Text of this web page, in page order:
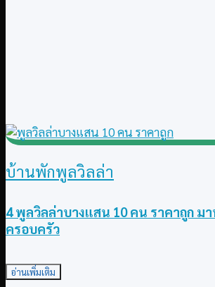
บ้านพักพูลวิลล่า
4 พูลวิลล่าบางแสน 10 คน ราคาถูก ม
ครอบครัว
อ่านเพิ่มเติม